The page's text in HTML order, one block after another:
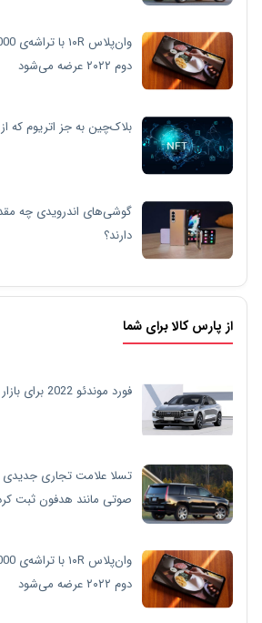
دوم ۲۰۲۲ عرضه می‌شود
بلاک‌چین به جز اتریوم که از NFT پشتیبانی می‌کنند
دارند؟
از پارس کالا برای شما
فورد موندئو 2022 برای بازار چین معرفی شد
تسلا علامت تجاری
صوتی مانند هدفون ثبت
دوم ۲۰۲۲ عرضه می‌شود